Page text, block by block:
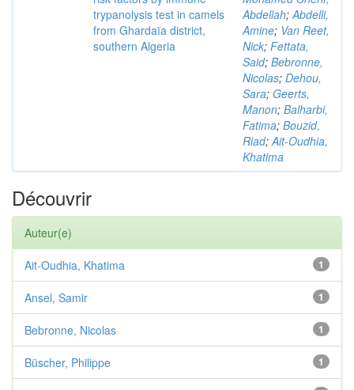
trypanolysis test in camels
from Ghardaïa district,
southern Algeria
Abdellah;Abdelli,
Amine; Van Reet,
Nick; Fettata,
Said; Bebronne,
Nicolas; Dehou,
Sara; Geerts,
Manon; Balharbi,
Fatima; Bouzid,
Riad;Ait-Oudhia,
Khatima
Découvrir
Auteur(e)
1
Ait-Oudhia, Khatima
1
Ansel, Samir
1
Bebronne, Nicolas
1
Büscher, Philippe